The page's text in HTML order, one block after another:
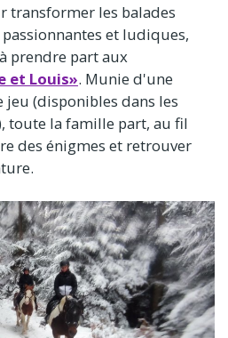
transformer les balades
et ludiques,
prendre part aux
et Louis». Munie d'une
(disponibles dans les
toute la famille part, au fil
des énigmes et retrouver